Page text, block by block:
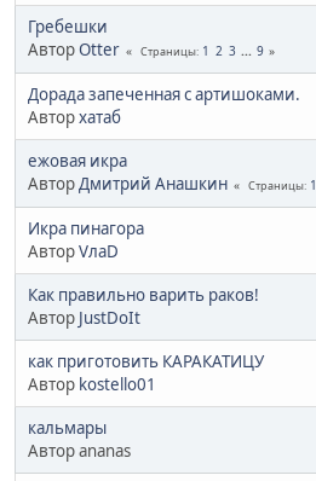
Гребешки
АвторOtter Страницы 1 2 3 ... 9
Дорада запеченная с артишоками.
Авторхатаб
ежовая икра
Автор Дмитрий Анашкин Страницы 1
Икра пинагора
АвторVлаD
Как правильно варить раков!
Автор JustDoIt
как приготовить КАРАКАТИЦУ
Автор kostello01
кальмары
Автор ananas